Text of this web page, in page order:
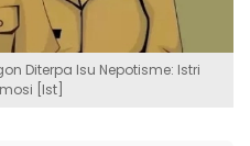
Diterpa Isu Nepotisme: Istri
[Ist]